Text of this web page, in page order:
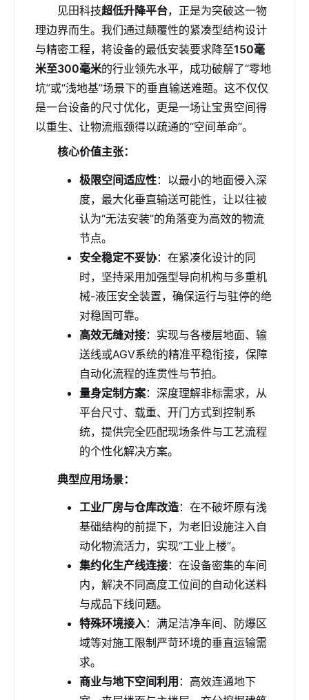
见田科技超低升降平台，正是为突破这一物
理边界而生。我们通过颠覆性的紧凑型结构设计
与精密工程，将设备的最低安装要求降至150毫
米至300毫米的行业领先水平，成功破解了“零地
坑”或“浅地基”场景下的垂直输送难题。这不仅仅
是一台设备的尺寸优化，更是一场让宝贵空间得
以重生、让物流瓶颈得以疏通的“空间革命”。
核心价值主张：
极限空间适应性：以最小的地面侵入深
度，最大化垂直输送可能性，让以往被
认为“无法安装”的角落变为高效的物流
节点。
安全稳定不妥协：在紧凑化设计的同
时，坚持采用加强型导向机构与多重机
械-液压安全装置，确保运行与驻停的绝
对稳固可靠。
高效无缝对接：实现与各楼层地面、输
送线或AGV系统的精准平稳衔接，保障
自动化流程的连贯性与节拍。
量身定制方案：深度理解非标需求，从
平台尺寸、载重、开门方式到控制系
统，提供完全匹配现场条件与工艺流程
的个性化解决方案。
典型应用场景：
工业厂房与仓库改造：在不破坏原有浅
基础结构的前提下，为老旧设施注入自
动化物流活力，实现“工业上楼”。
集约化生产线连接：在设备密集的车间
内，解决不同高度工位间的自动化送料
与成品下线问题。
特殊环境接入：满足洁净车间、防爆区
域等对施工限制严苛环境的垂直运输需
求。
商业与地下空间利用 ：高效连通地下